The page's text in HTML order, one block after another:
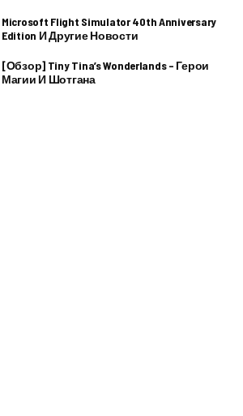
Microsoft Flight Simulator 40th Anniversary
Edition И Другие Новости
[Обзор] Tiny Tina’s Wonderlands – Герои
Магии И Шотгана